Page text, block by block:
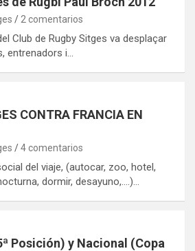
2 comentarios
Club de Rugby Sitges va desplaçar
entrenadors i…
CONTRA FRANCIA EN
4 comentarios
del viaje, (autocar, zoo, hotel,
dormir, desayuno,….)…
Posición) y Nacional (Copa